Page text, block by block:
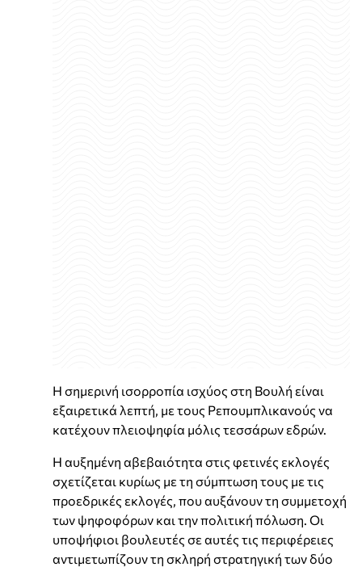
Η σημερινή ισορροπία ισχύος στη Βουλή είναι
εξαιρετικά λεπτή, με τους Ρεπουμπλικανούς να
κατέχουν πλειοψηφία μόλις τεσσάρων εδρών.
Η αυξημένη αβεβαιότητα στις φετινές εκλογές
σχετίζεται κυρίως με τη σύμπτωση τους με τις
προεδρικές εκλογές, που αυξάνουν τη συμμετοχή
των ψηφοφόρων και την πολιτική πόλωση. Οι
υποψήφιοι βουλευτές σε αυτές τις περιφέρειες
αντιμετωπίζουν τη σκληρή στρατηγική των δύο